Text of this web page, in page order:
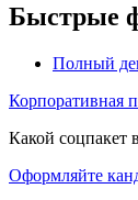
Быстрые
Полный
Корпоративная
Какой соцпакет
Оформляйте